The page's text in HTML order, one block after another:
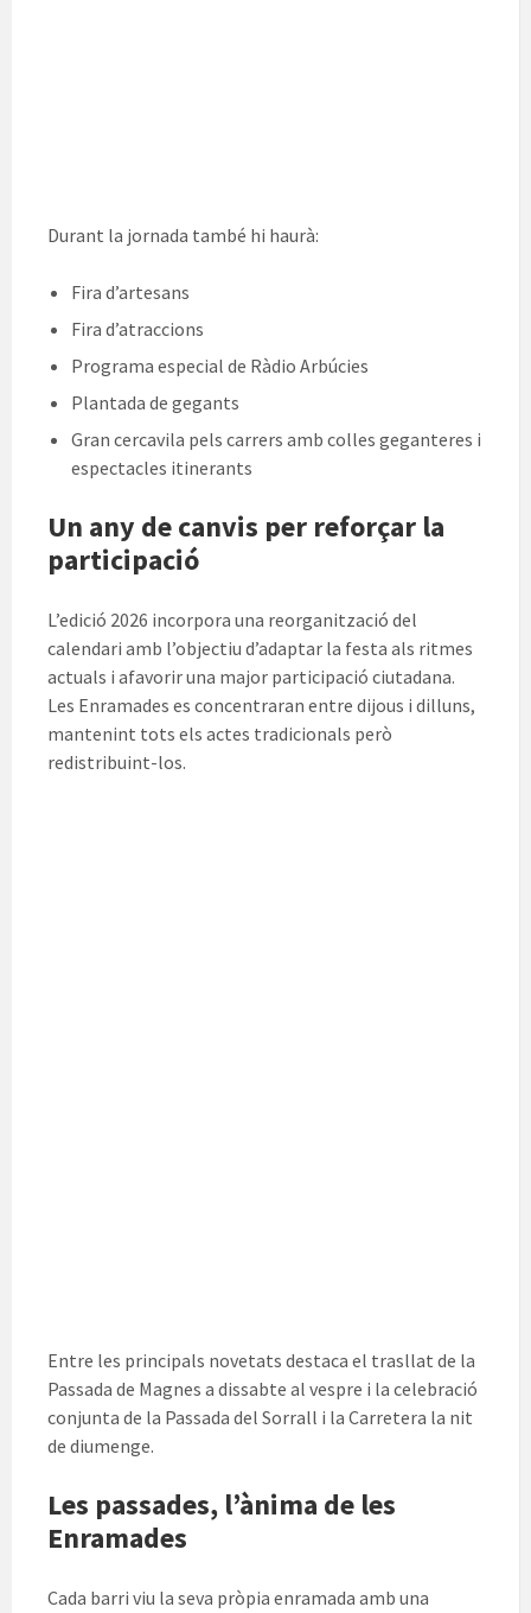
Durant la jornada també hi haurà:
Fira d’artesans
Fira d’atraccions
Programa especial de Ràdio Arbúcies
Plantada de gegants
Gran cercavila pels carrers amb colles geganteres i
espectacles itinerants
Un any de canvis per reforçar la
participació
L’edició 2026 incorpora una reorganització del
calendari amb l’objectiu d’adaptar la festa als ritmes
actuals i afavorir una major participació ciutadana.
Les Enramades es concentraran entre dijous i dilluns,
mantenint tots els actes tradicionals però
redistribuint-los.
Entre les principals novetats destaca el trasllat de la
Passada de Magnes a dissabte al vespre i la celebració
conjunta de la Passada del Sorrall i la Carretera la nit
de diumenge.
Les passades, l’ànima de les
Enramades
Cada barri viu la seva pròpia enramada amb una